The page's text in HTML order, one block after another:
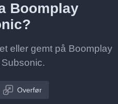
Boomplay
eller gemt på Boomplay
Overfør